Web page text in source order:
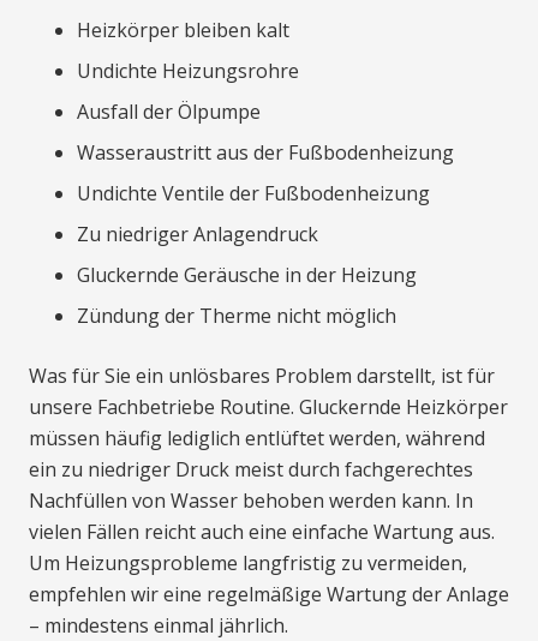
Heizkörper bleiben kalt
Undichte Heizungsrohre
Ausfall der Ölpumpe
Wasseraustritt aus der Fußbodenheizung
Undichte Ventile der Fußbodenheizung
Zu niedriger Anlagendruck
Gluckernde Geräusche in der Heizung
Zündung der Therme nicht möglich
Was für Sie ein unlösbares Problem darstellt, ist für
unsere Fachbetriebe Routine. Gluckernde Heizkörper
müssen häufig lediglich entlüftet werden, während
ein zu niedriger Druck meist durch fachgerechtes
Nachfüllen von Wasser behoben werden kann. In
vielen Fällen reicht auch eine einfache Wartung aus.
Um Heizungsprobleme langfristig zu vermeiden,
empfehlen wir eine regelmäßige Wartung der Anlage
– mindestens einmal jährlich.